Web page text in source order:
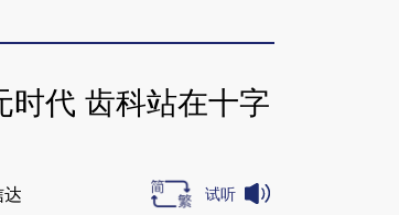
时代 齿科站在十字
试听